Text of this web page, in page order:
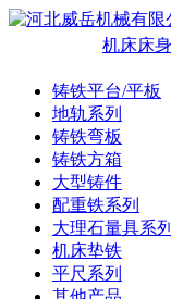
机床床身
铸铁平台/平板
地轨系列
铸铁弯板
铸铁方箱
大型铸件
配重铁系列
大理石量具系列
机床垫铁
平尺系列